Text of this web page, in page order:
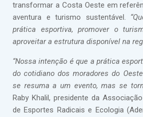
transformar a Costa Oeste em
aventura e turismo sustentável.
prática esportiva, promover o
aproveitar a estrutura disponível na
“Nossa intenção é que a prática
do cotidiano dos moradores do
se resuma a um evento, mas se
Raby Khalil, presidente da
de Esportes Radicais e Ecologia